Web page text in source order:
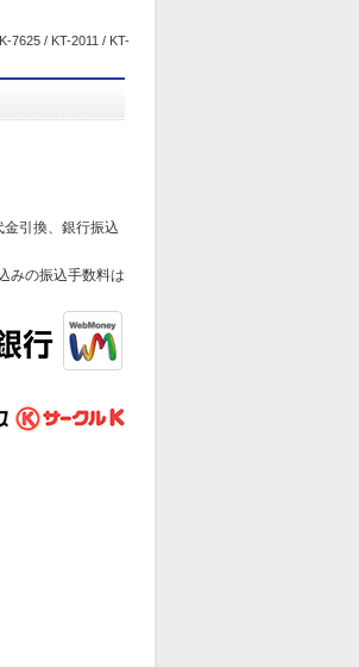
7625 / KT-2011 / KT-
引換、銀行振込
みの振込手数料は